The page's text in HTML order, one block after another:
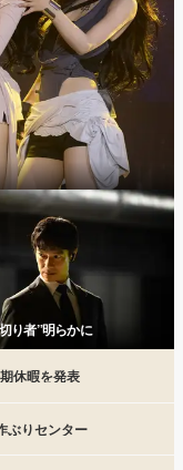
り者”明らかに
休暇を発表
ぶりセンター